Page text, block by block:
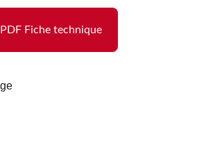
PDF Fiche technique